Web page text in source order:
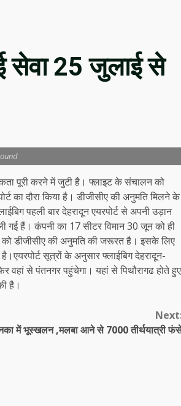
सेवा 25 जुलाई से
पूरी करने में जुटी है। फ्लाइट के संचालन को
का दौरा किया है। डीजीसीए की अनुमति मिलने के
पहली बार देहरादून एयरपोर्ट से अपनी उड़ान
गई हैं। कंपनी का 17 सीटर विमान 30 जून को ही
को डीजीसीए की अनुमति की जरूरत है। इसके लिए
सूत्रों के अनुसार फ्लाईबिग देहरादून-
वहां से पंतनगर पहुंचेगा। यहां से पिथौरागढ होते हुए
है।
में भूस्खलन ,मलबा आने से 7000 तीर्थयात्री